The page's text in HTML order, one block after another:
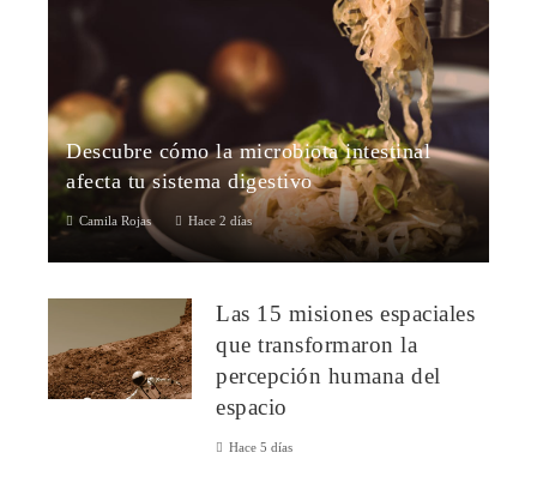
Descubre cómo la microbiota intestinal
afecta tu sistema digestivo
Camila Rojas Hace 2 días
¿Qué es la microbiota intestinal?La microbiota intestinal es un
microorganismos que habitan e...Las 15 misiones espaciales
que transformaron la
percepción humana del
espacio
Hace 5 días